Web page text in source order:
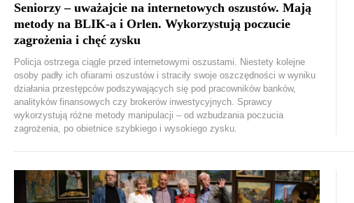
Seniorzy – uważajcie na internetowych oszustów. Mają
metody na BLIK-a i Orlen. Wykorzystują poczucie
zagrożenia i chęć zysku
Policja ostrzega ciągle przed internetowymi oszustami. Niestety kolejne
osoby padły ich ofiarami oszustów i straciły swoje oszczędności w wyniku
działania przestępców podszywających się pod pracowników banków,
analityków finansowych czy brokerów inwestycyjnych. Sprawcy
wykorzystują różne metody manipulacji – od wzbudzania poczucia
zagrożenia, po obietnice szybkiego i wysokiego zysku.